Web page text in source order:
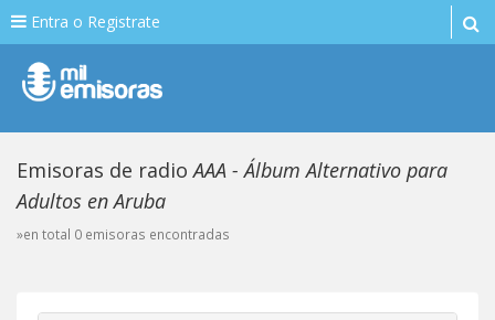
Entra o Registrate
Emisoras de radioAAA - Álbum Alternativo para
Adultos en Aruba
»en total 0 emisoras encontradas